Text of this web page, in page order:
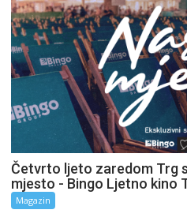
Četvrto ljeto zaredom Trg
mjesto - Bingo Ljetno kino
Magazin